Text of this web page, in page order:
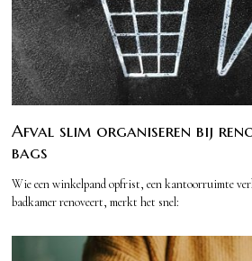
Afval slim organiseren bij
bags
Wie een winkelpand opfrist, een kantoorruimte
badkamer renoveert, merkt het snel: